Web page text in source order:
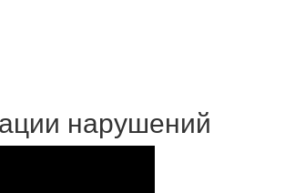
нарушений